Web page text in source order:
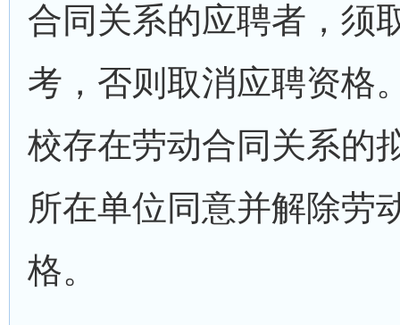
合同关系的应聘者，须
考，否则取消应聘资格
校存在劳动合同关系的
所在单位同意并解除劳
格。